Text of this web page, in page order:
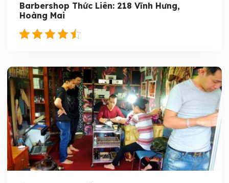
Barbershop Thức Liên: 218 Vĩnh Hưng,
Hoàng Mai